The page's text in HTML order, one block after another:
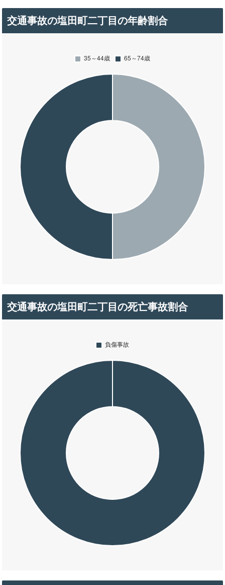
交通事故の塩田町二丁目の年齢割合
交通事故の塩田町二丁目の死亡事故割合